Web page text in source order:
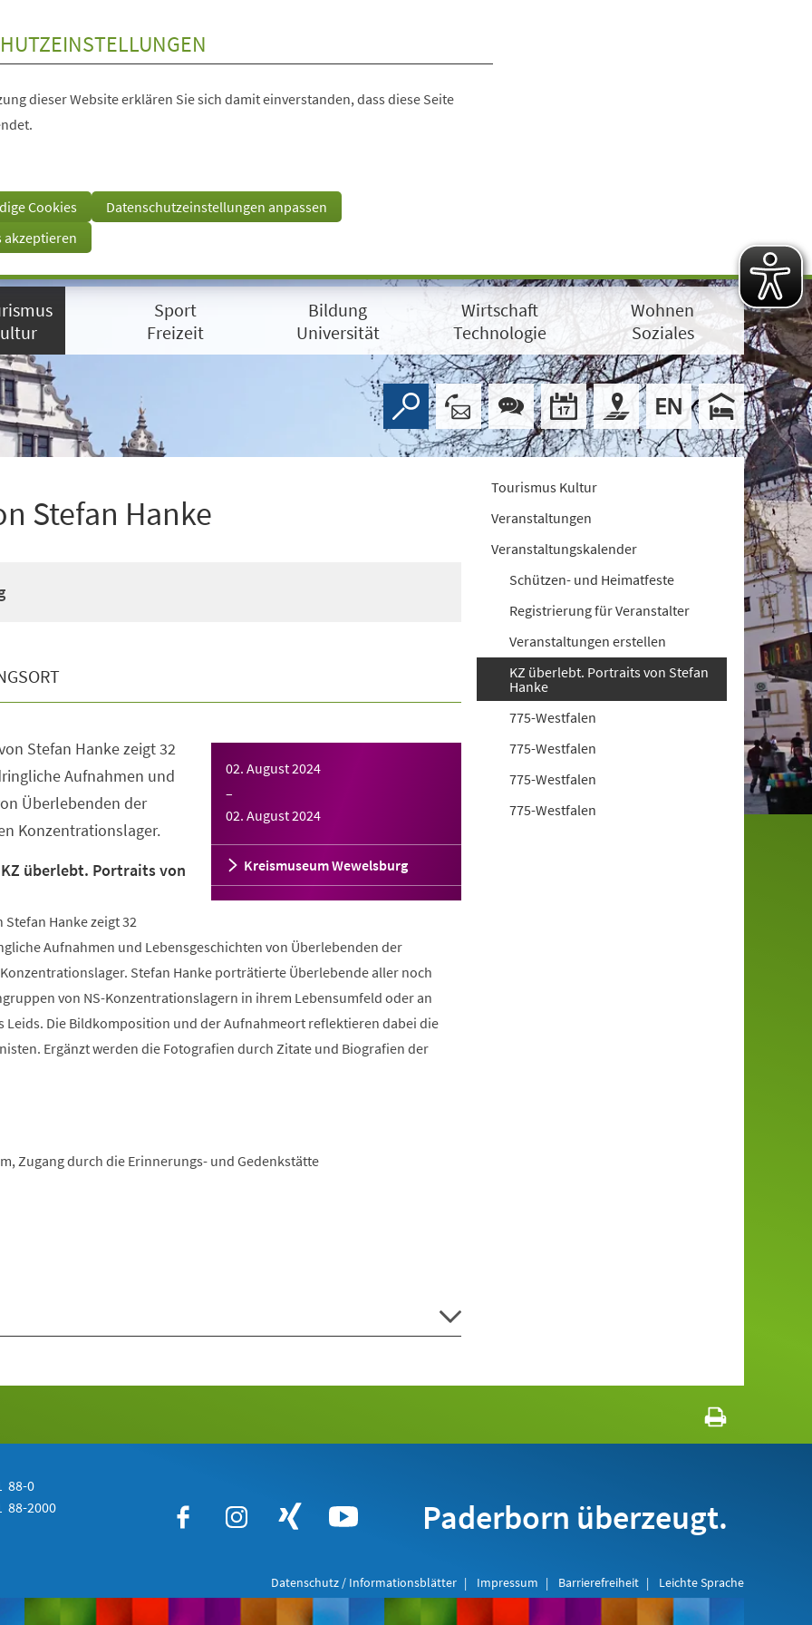
dieser Website erklären Sie sich damit einverstanden, dass diese Seite
Cookies
Datenschutzeinstellungen anpassen
akzeptieren
Sport
Freizeit
Bildung
Universität
Wirtschaft
Technologie
Wohnen
Soziales
Stefan Hanke
02. August 2024
–
02. August 2024
Kreismuseum Wewelsburg
Stefan Hanke zeigt 32
Aufnahmen und
Überlebenden der
Konzentrationslager.
überlebt. Portraits von
Hanke zeigt 32
Aufnahmen und Lebensgeschichten von Überlebenden der
Stefan Hanke porträtierte Überlebende aller noch
von NS-Konzentrationslagern in ihrem Lebensumfeld oder an
Leids. Die Bildkomposition und der Aufnahmeort reflektieren dabei die
Ergänzt werden die Fotografien durch Zitate und Biografien der
Zugang durch die Erinnerungs- und Gedenkstätte
Tourismus Kultur
Veranstaltungen
Veranstaltungskalender
Schützen- und Heimatfeste
Registrierung für Veranstalter
Veranstaltungen erstellen
KZ überlebt. Portraits von Stefan
Hanke
775-Westfalen
775-Westfalen
775-Westfalen
775-Westfalen
88-0
88-2000 Paderborn überzeugt.
Datenschutz / Informationsblätter Impressum Barrierefreiheit Leichte Sprache